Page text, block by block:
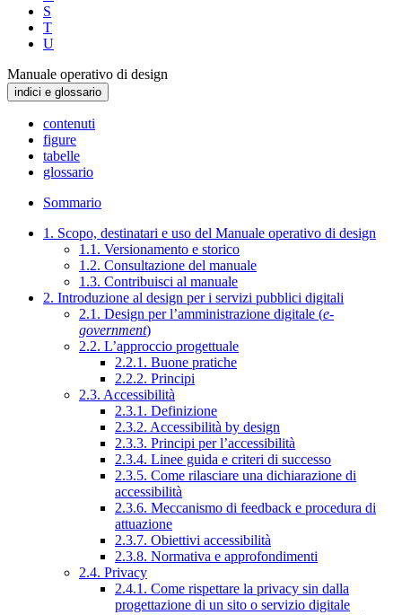
S
T
U
Manuale operativo di design
indici e glossario
contenuti
figure
tabelle
glossario
Sommario
1. Scopo, destinatari e uso del Manuale operativo di design
1.1. Versionamento e storico
1.2. Consultazione del manuale
1.3. Contribuisci al manuale
2. Introduzione al design per i servizi pubblici digitali
2.1. Design per l’amministrazione digitale (e-
government)
2.2. L’approccio progettuale
2.2.1. Buone pratiche
2.2.2. Principi
2.3. Accessibilità
2.3.1. Definizione
2.3.2. Accessibilità by design
2.3.3. Principi per l’accessibilità
2.3.4. Linee guida e criteri di successo
2.3.5. Come rilasciare una dichiarazione di
accessibilità
2.3.6. Meccanismo di feedback e procedura di
attuazione
2.3.7. Obiettivi accessibilità
2.3.8. Normativa e approfondimenti
2.4. Privacy
2.4.1. Come rispettare la privacy sin dalla
progettazione di un sito o servizio digitale